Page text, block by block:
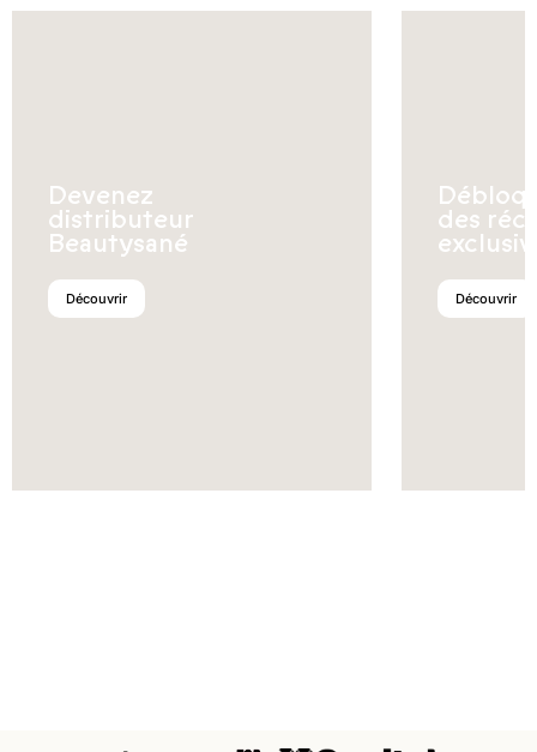
Devenez
distributeur
Beautysané
Découvrir
des
Découvrir